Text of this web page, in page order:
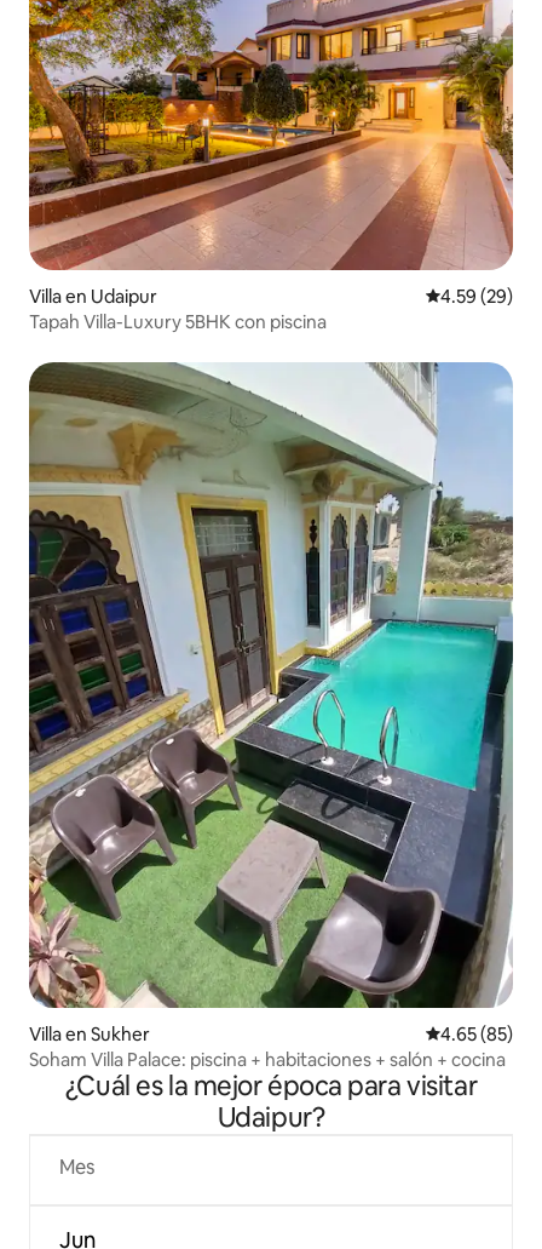
Villa en Udaipur Calificación
4.59 (29)
Tapah Villa-Luxury 5BHK con piscina
Villa en Sukher Calificación
4.65 (85)
Soham Villa Palace: piscina + habitaciones + salón + cocina
¿Cuál es la mejor época para visitar
Udaipur?
Mes
Jun